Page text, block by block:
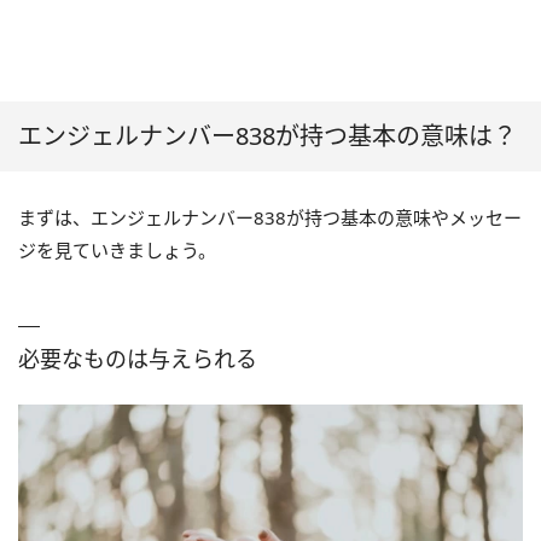
エンジェルナンバー838が持つ基本の意味は？
まずは、エンジェルナンバー838が持つ基本の意味やメッセー
ジを見ていきましょう。
必要なものは与えられる